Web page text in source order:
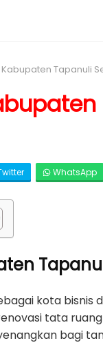
Kabupaten Tapanuli
WhatsApp
kota
tata
bagi